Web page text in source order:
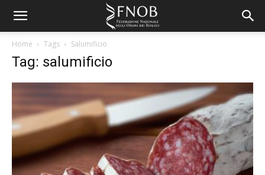
Home Tags Salumificio
Tag: salumificio